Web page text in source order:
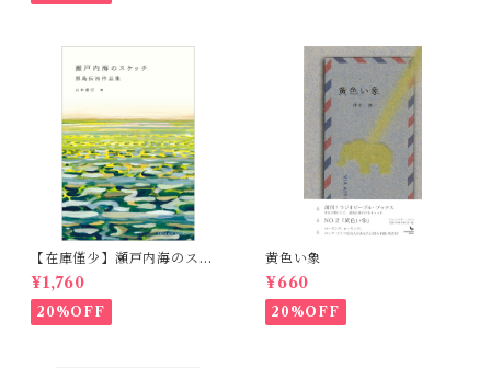
【在庫僅少】瀬戸内海のスケ
ッチ 黒島伝治作品集
¥1,760
20%OFF
黄色い象
¥660
20%OFF